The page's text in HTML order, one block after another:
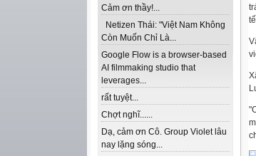
Cảm ơn thầy!...
Netizen Thái: "Việt Nam Không
Còn Muốn Chỉ Là...
Google Flow is a browser-based
AI filmmaking studio that
leverages...
rất tuyệt...
Chợt nghĩ......
Dạ, cảm ơn Cô. Group Violet lâu
nay lặng sóng...